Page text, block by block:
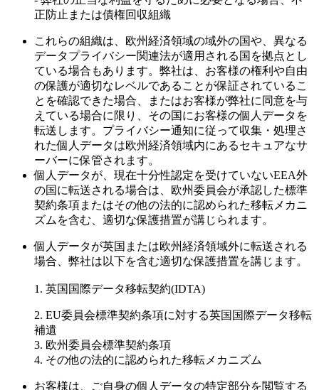
正防止または債権回収組織
これらの組織は、欧州経済領域の域外の国や、異なる
データプライバシー関連法が適用される国を拠点とし
ている場合もあります。弊社は、お客様の権利や自由
の保護が適切なレベルであることが保証されているこ
とを確認できた場合、またはお客様が弊社に同意を与
えている場合に限り、その国にお客様の個人データを
転送します。プライバシー通知に従って収集・処理さ
れた個人データは欧州経済領域内にあるセキュアなサ
ーバーに保管されます。
個人データが、現在十分性認定を受けていないEEA外
の国に転送される場合は、欧州委員会が承認した標準
契約条項またはその他の法的に認められた移転メカニ
ズムを含む、適切な保護措置が講じられます。
個人データが英国または欧州経済領域外に転送される
場合、弊社は以下を含む適切な保護措置を講じます。
1. 英国国際データ移転契約(IDTA)
2. EU委員会標準契約条項に対する英国国際データ移転
補遺
3. 欧州委員会標準契約条項
4. その他の法的に認められた移転メカニズム
お客様は、ご自身の個人データの特定部分を閲覧する